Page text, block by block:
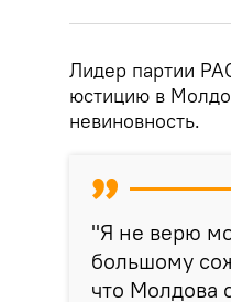
Лидер партии
юстицию в
невиновность.
"Я не верю
большому
что Молдова